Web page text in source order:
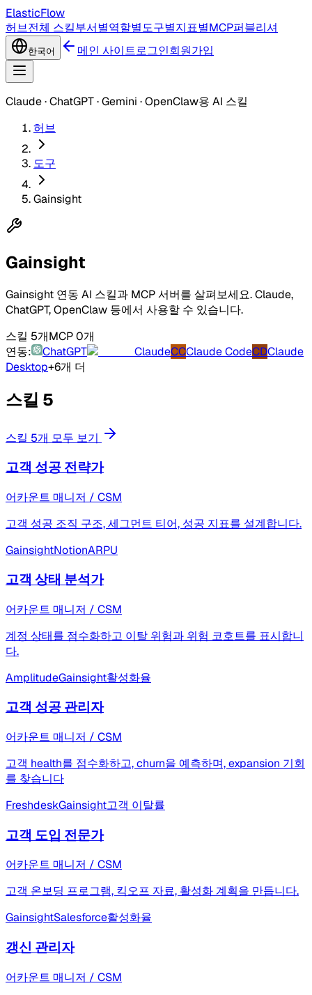
ElasticFlow
허브전체 스킬부서별역할별도구별지표별MCP퍼블리셔
한국어 메인 사이트로그인회원가입
Claude · ChatGPT · Gemini · OpenClaw용 AI 스킬
허브
도구
Gainsight
Gainsight
Gainsight 연동 AI 스킬과 MCP 서버를 살펴보세요. Claude,
ChatGPT, OpenClaw 등에서 사용할 수 있습니다.
스킬 5개MCP 0개
연동:
ChatGPT ClaudeCCClaude CodeCDClaude
Desktop+6개 더
스킬 5
스킬 5개 모두 보기
고객 성공 전략가
어카운트 매니저 / CSM
고객 성공 조직 구조, 세그먼트 티어, 성공 지표를 설계합니다.
GainsightNotionARPU
고객 상태 분석가
어카운트 매니저 / CSM
계정 상태를 점수화하고 이탈 위험과 위험 코호트를 표시합니
다.
AmplitudeGainsight활성화율
고객 성공 관리자
어카운트 매니저 / CSM
고객 health를 점수화하고, churn을 예측하며, expansion 기회
를 찾습니다
FreshdeskGainsight고객 이탈률
고객 도입 전문가
어카운트 매니저 / CSM
고객 온보딩 프로그램, 킥오프 자료, 활성화 계획을 만듭니다.
GainsightSalesforce활성화율
갱신 관리자
어카운트 매니저 / CSM